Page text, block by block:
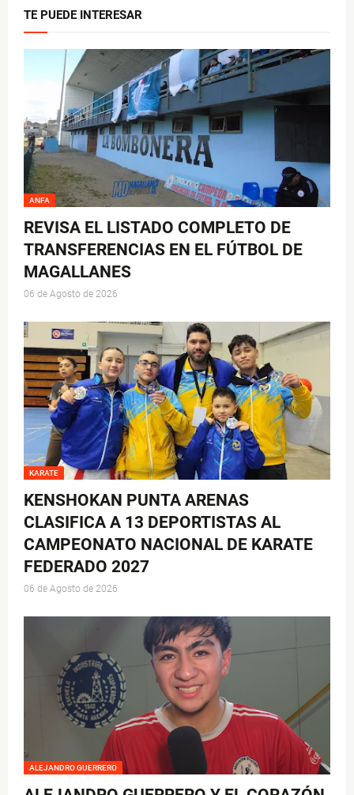
TE PUEDE INTERESAR
ANFA
REVISA EL LISTADO COMPLETO DE
TRANSFERENCIAS EN EL FÚTBOL DE
MAGALLANES
06 de Agosto de 2026
KARATE
KENSHOKAN PUNTA ARENAS
CLASIFICA A 13 DEPORTISTAS AL
CAMPEONATO NACIONAL DE KARATE
FEDERADO 2027
06 de Agosto de 2026
ALEJANDRO GUERRERO